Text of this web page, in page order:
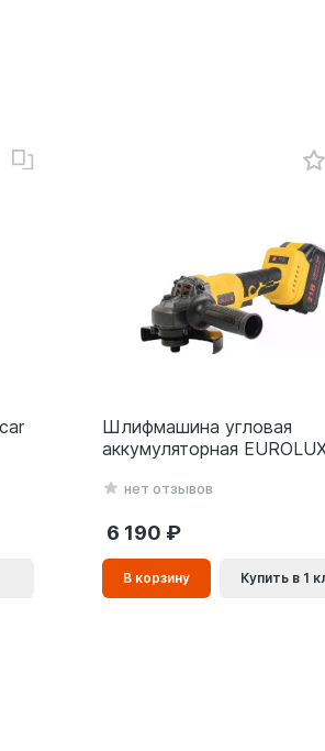
Шлифмашина угловая
аккумуляторная
кейсенет отзывов
6 190
В корзину
корзинe
Купить в 1